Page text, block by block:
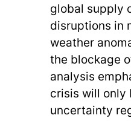
global supply
disruptions in
weather
the blockage
analysis
crisis will only
uncertainty